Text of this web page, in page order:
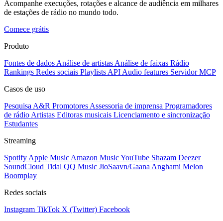
Acompanhe execuções, rotações e alcance de audiência em milhares
de estações de rádio no mundo todo.
Comece grátis
Produto
Fontes de dados Análise de artistas Análise de faixas Rádio
Rankings Redes sociais Playlists API Audio features Servidor MCP
Casos de uso
Pesquisa A&R Promotores Assessoria de imprensa Programadores
de rádio Artistas Editoras musicais Licenciamento e sincronização
Estudantes
Streaming
Spotify Apple Music Amazon MusicYouTube Shazam Deezer
SoundCloud Tidal QQ Music JioSaavn/Gaana Anghami Melon
Boomplay
Redes sociais
Instagram TikTok X (Twitter) Facebook